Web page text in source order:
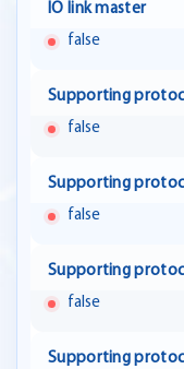
IO link master
false
Supporting
false
Supporting
false
Supporting
false
Supporting